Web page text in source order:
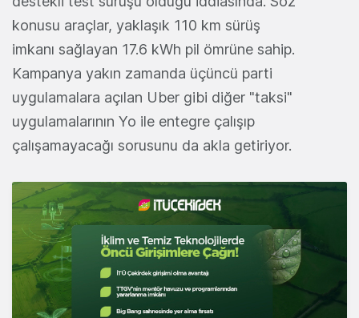
konusu araçlar, yaklaşık 110 km sürüş
imkanı sağlayan 17.6 kWh pil ömrüne sahip.
Kampanya yakın zamanda üçüncü parti
uygulamalara açılan Uber gibi diğer "taksi"
uygulamalarının Yo ile entegre çalışıp
çalışamayacağı sorusunu da akla getiriyor.